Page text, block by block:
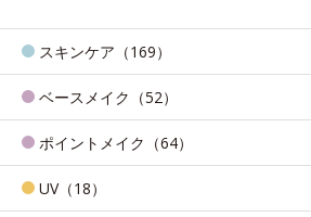
スキンケア（169）
ベースメイク（52）
ポイントメイク（64）
UV（18）